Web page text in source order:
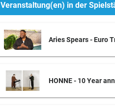
Veranstaltung(en) in der
Aries Spears - Euro
HONNE - 10 Year